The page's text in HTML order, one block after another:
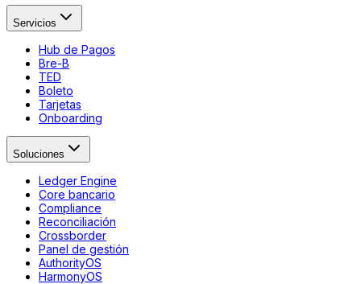
Servicios
Hub de Pagos
Bre-B
TED
Boleto
Tarjetas
Onboarding
Soluciones
Ledger Engine
Core bancario
Compliance
Reconciliación
Crossborder
Panel de gestión
AuthorityOS
HarmonyOS